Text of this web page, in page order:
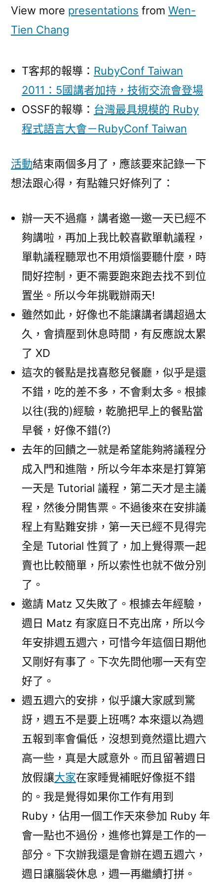
View more presentations from Wen-
Tien Chang
T客邦的報導： RubyConf Taiwan
2011：5國講者加持，技術交流會登場
OSSF的報導： 台灣最具規模的 Ruby
程式語言大會－RubyConf Taiwan
活動結束兩個多月了，應該要來記錄一下
想法跟心得，有點雜只好條列了：
辦一天不過癮，講者邀一邀一天已經不
夠講啦，再加上我比較喜歡單軌議程，
單軌議程聽眾也不用煩惱要聽什麼，時
間好控制，更不需要跑來跑去找不到位
置坐。所以今年挑戰辦兩天!
雖然如此，好像也不能讓講者講超過太
久，會擠壓到休息時間，有反應說太累
了 XD
這次的餐點是找喜憨兒餐廳，似乎是還
不錯，吃的差不多，不會剩太多。根據
以往(我的)經驗，乾脆把早上的餐點當
早餐，好像不錯(?)
去年的回饋之一就是希望能夠將議程分
成入門和進階，所以今年本來是打算第
一天是 Tutorial 議程，第二天才是主議
程，然後分開售票。不過後來在安排議
程上有點難安排，第一天已經不見得完
全是 Tutorial 性質了，加上覺得票一起
賣也比較簡單，所以索性也就不做分別
了。
邀請 Matz 又失敗了。根據去年經驗，
週日 Matz 有家庭日不克出席，所以今
年安排週五週六，可惜今年這個日期他
又剛好有事了。下次先問他哪一天有空
好了。
週五週六的安排，似乎讓大家感到驚
訝，週五不是要上班嗎? 本來還以為週
五報到率會偏低，沒想到竟然還比週六
高一些，真是大感意外。而且留著週日
放假讓大家在家睡覺補眠好像挺不錯
的。我是覺得如果你工作有用到
Ruby，佔用一個工作天來參加 Ruby 年
會一點也不過份，進修也算是工作的一
部分。下次辦我還是會辦在週五週六，
週日讓腦袋休息，週一再繼續打拼。